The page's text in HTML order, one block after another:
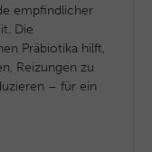
empfindlicher
Die
Präbiotika hilft,
Reizungen zu
– für ein